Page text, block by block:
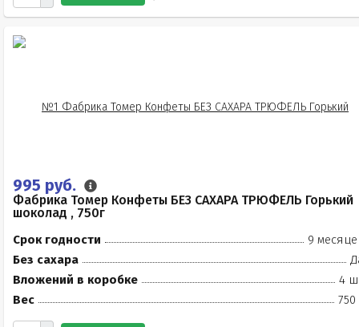
995 руб.
Фабрика Томер Конфеты БЕЗ САХАРА ТРЮФЕЛЬ Горький
шоколад , 750г
Срок годности
9
Без сахара
Вложений в коробке
4
Вес
750